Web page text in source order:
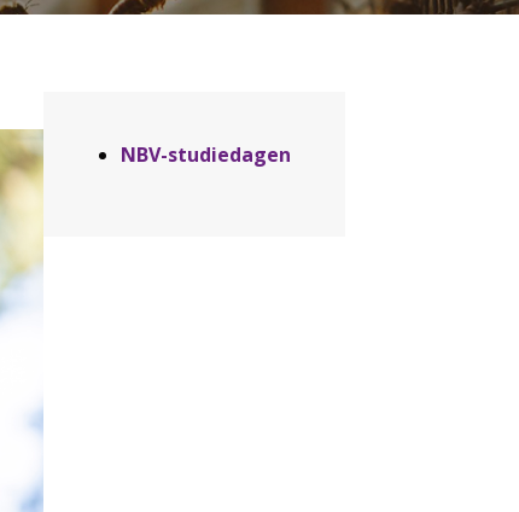
Aside NBV-studiedagen